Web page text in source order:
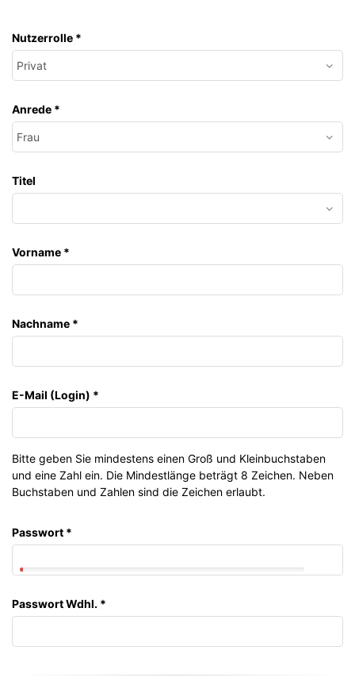
Nutzerrolle *
Anrede *
Titel
Vorname *
Nachname *
E-Mail (Login) *
Bitte geben Sie mindestens einen Groß und Kleinbuchstaben
und eine Zahl ein. Die Mindestlänge beträgt 8 Zeichen. Neben
Buchstaben und Zahlen sind die Zeichen erlaubt.
Passwort *
Passwort Wdhl. *